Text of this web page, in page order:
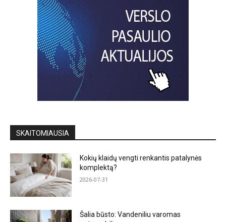
SKAITOMIAUSIA
Kokių klaidų vengti renkantis patalynės
komplektą?
2026-07-31
Šalia būsto: Vandeniliu varomas